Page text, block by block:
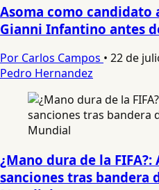
Asoma como candidato
Gianni Infantino antes
Por Carlos Campos • 22 de
Pedro Hernandez
¿Mano dura de la
sanciones tras bandera